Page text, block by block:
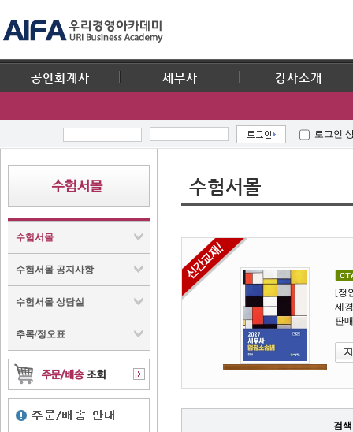
공인회계사 세무사 강사소개
로그인
수험서몰
수험서몰 공지사항
수험서몰 상담실
추록/정오표
수험서몰
2027 세무사 1차 대비 재무회계 기출문제 10개년 연도별(2017-2026)
세경북스 |
2026-08-10
판매가 :18,000원 16,200원
2027 공인회계사 1차 대비 재무회계 기출문제 10개년 연도별(2017-2026)
세경북스 |
2026-08-05
판매가 :20,000원 18,000원
2027 세무사 행정소송법 필기노트
세경북스 |
2026-08-04
판매가 :14,000원 12,600원
[정
세
판
2027 공인회계사 2차 재무회계연습 중급회계편
나우퍼블리셔 |
2026-07-30
판매가 :24,000원 21,600원
2027 하루에 끝장내기 재정학
세경북스 |
2026-07-30
판매가 :22,000원 19,800원
검색